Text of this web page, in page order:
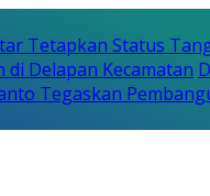
Tetapkan Status
Delapan Kecamatan
Tegaskan